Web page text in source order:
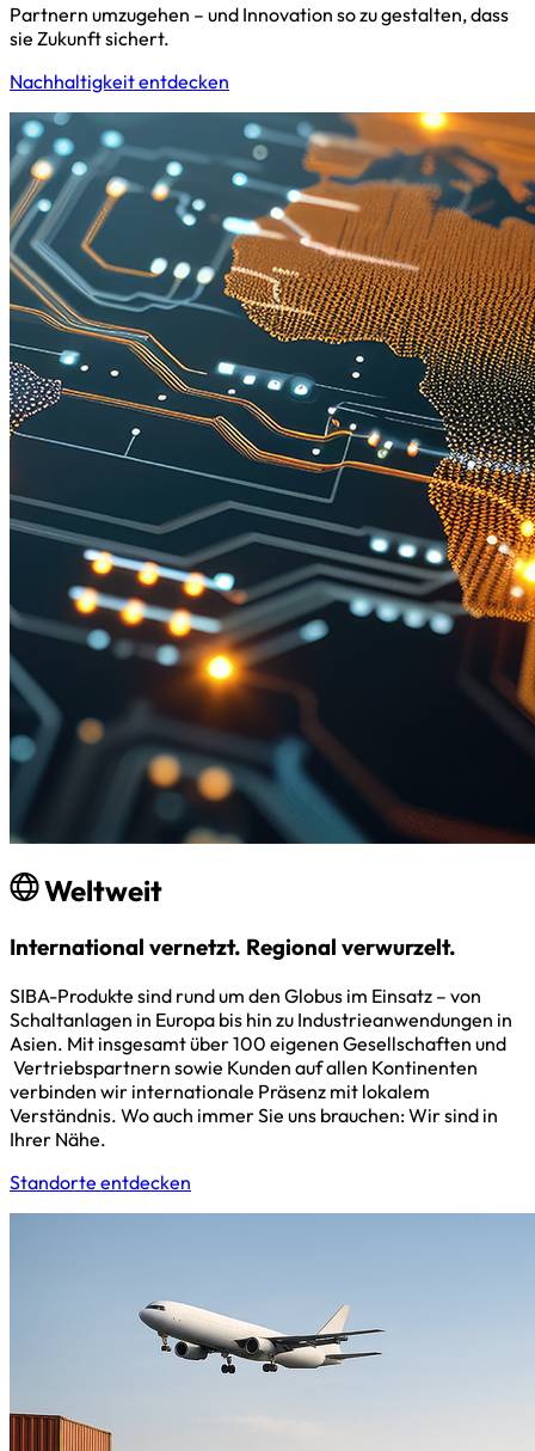
Partnern umzugehen – und Innovation so zu gestalten, dass
sie Zukunft sichert.
Nachhaltigkeit entdecken
Weltweit
International vernetzt. Regional verwurzelt.
SIBA-Produkte sind rund um den Globus im Einsatz – von
Schaltanlagen in Europa bis hin zu Industrieanwendungen in
Asien. Mit insgesamt über 100 eigenen Gesellschaften und
Vertriebspartnern sowie Kunden auf allen Kontinenten
verbinden wir internationale Präsenz mit lokalem
Verständnis. Wo auch immer Sie uns brauchen: Wir sind in
Ihrer Nähe.
Standorte entdecken